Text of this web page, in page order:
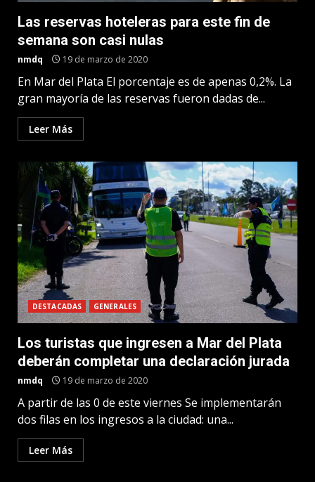
Las reservas hoteleras para este fin de
semana son casi nulas
nmdq 19 de marzo de 2020
En Mar del Plata El porcentaje es de apenas 0,2%. La
gran mayoría de las reservas fueron dadas de...
Leer Más
DESTACADAS GENERALES
Los turistas que ingresen a Mar del Plata
deberán completar una declaración jurada
nmdq 19 de marzo de 2020
A partir de las 0 de este viernes Se implementarán
dos filas en los ingresos a la ciudad: una...
Leer Más